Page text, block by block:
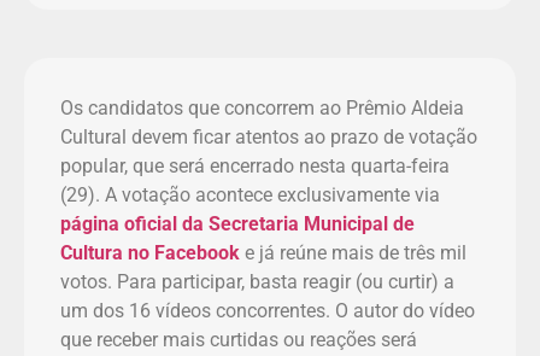
Os candidatos que concorrem ao Prêmio Aldeia
Cultural devem ficar atentos ao prazo de votação
popular, que será encerrado nesta quarta-feira
(29). A votação acontece exclusivamente via
página oficial da Secretaria Municipal de
Cultura no Facebook e já reúne mais de três mil
votos. Para participar, basta reagir (ou curtir) a
um dos 16 vídeos concorrentes. O autor do vídeo
que receber mais curtidas ou reações será